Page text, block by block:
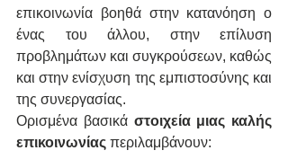
επικοινωνία βοηθά στην κατανόηση ο
ένας του άλλου, στην επίλυση
προβλημάτων και συγκρούσεων, καθώς
και στην ενίσχυση της εμπιστοσύνης και
της συνεργασίας.
Ορισμένα βασικά στοιχεία μιας καλής
επικοινωνίας περιλαμβάνουν: